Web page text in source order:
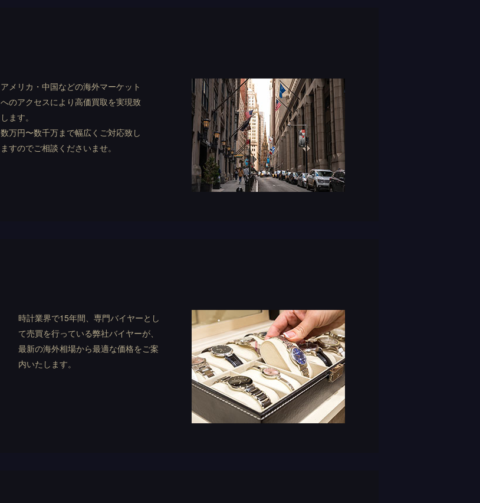
アメリカ・中国などの海外マーケット
へのアクセスにより高価買取を実現致
します。
数万円〜数千万まで幅広くご対応致し
ますのでご相談くださいませ。
時計業界で15年間、専門バイヤーとし
て売買を行っている弊社バイヤーが、
最新の海外相場から最適な価格をご案
内いたします。